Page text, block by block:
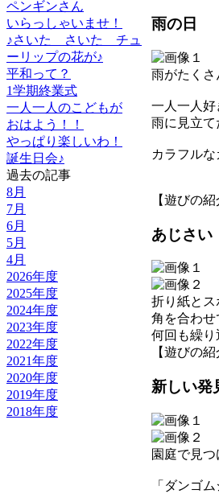
ペンギンさん
いらっしゃいませ！
♪さいた さいた チュ
ーリップの花が♪
平和って？
1学期終業式
一人一人のこどもが
おはよう！！
やっぱり楽しいわ！
誕生日会♪
過去の記事
8月
7月
6月
5月
4月
2026年度
2025年度
2024年度
2023年度
2022年度
2021年度
2020年度
2019年度
2018年度
雨の日
雨がたくさ
一人一人好
雨に見立て
カラフル
【遊びの
あじさい
折り紙とス
角を合わせ
何回も繰
【遊びの
新しい発
園庭で見
「ダンゴ